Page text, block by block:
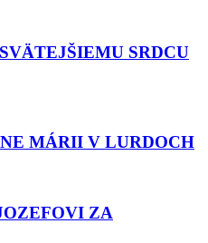
SRDCU
MÁRII V LURDOCH
ZA